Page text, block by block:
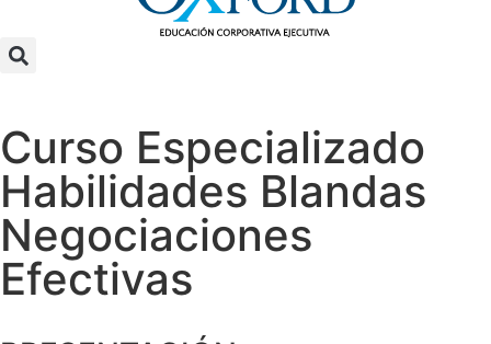
Curso Especializado
Habilidades Blandas
Negociaciones
Efectivas